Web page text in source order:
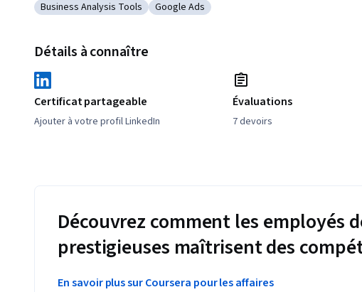
Catégorie : Business Analysis Tools
Business Analysis Tools Catégorie : Google Ads
Google Ads
Détails à connaître
Certificat partageable
Ajouter à votre profil LinkedIn
Évaluations
7 devoirs
Découvrez comment les employés
prestigieuses maîtrisent des
En savoir plus sur Coursera pour les affaires